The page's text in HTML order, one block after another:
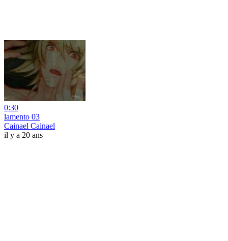
0:30
lamento 03
Cainael Cainael
il y a 20 ans